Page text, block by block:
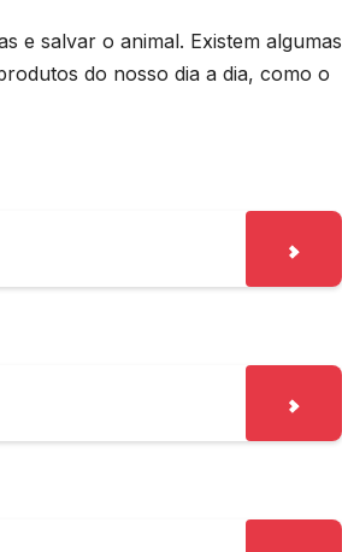
e salvar o animal. Existem algumas
do nosso dia a dia, como o